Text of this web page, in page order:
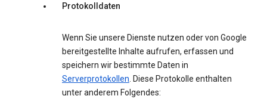
Protokolldaten
Wenn Sie unsere Dienste nutzen oder von Google
bereitgestellte Inhalte aufrufen, erfassen und
speichern wir bestimmte Daten in
Serverprotokollen. Diese Protokolle enthalten
unter anderem Folgendes: